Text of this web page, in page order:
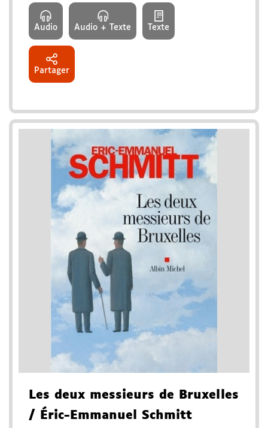
Audio Audio + Texte Texte
Partager
Les deux messieurs de Bruxelles
/ Éric-Emmanuel Schmitt